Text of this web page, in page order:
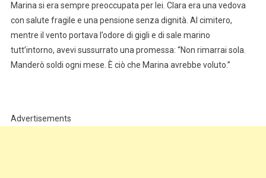
Marina si era sempre preoccupata per lei. Clara era una vedova
con salute fragile e una pensione senza dignità. Al cimitero,
mentre il vento portava l’odore di gigli e di sale marino
tutt’intorno, avevi sussurrato una promessa: “Non rimarrai sola.
Manderò soldi ogni mese. È ciò che Marina avrebbe voluto.”
Advertisements